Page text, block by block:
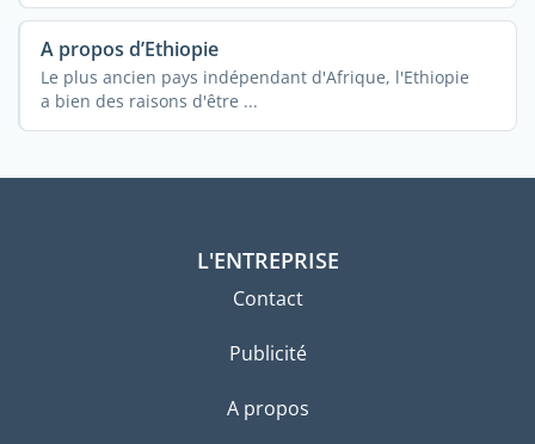
A propos d’Ethiopie
Le plus ancien pays indépendant d'Afrique, l'Ethiopie
a bien des raisons d'être ...
L'ENTREPRISE
Contact
Publicité
A propos